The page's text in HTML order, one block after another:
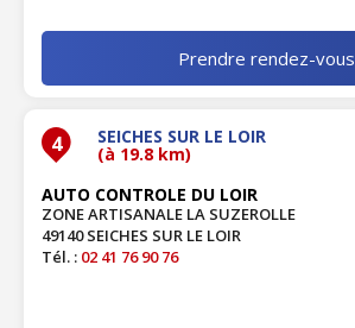
Prendre rendez-vous
4 SEICHES SUR LE LOIR
(à 19.8 km)
AUTO CONTROLE DU LOIR
ZONE ARTISANALE LA SUZEROLLE
49140 SEICHES SUR LE LOIR
Tél. : 02 41 76 90 76